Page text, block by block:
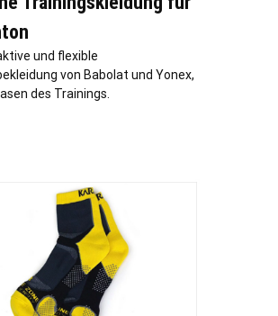
und flexible
von Babolat und Yonex,
des Trainings.